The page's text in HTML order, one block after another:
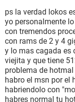
ps la verdad lokos
yo personalmente
con tremendos
con rams de 2 y 4
y lo mas cagada es
viejita y que tiene
problema de
habro el msn por el
habriendolo con
habres normal tu